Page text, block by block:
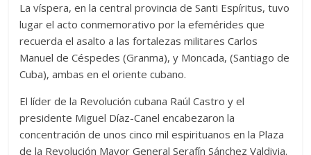
La víspera, en la central provincia de Santi Espíritus, tuvo
lugar el acto conmemorativo por la efemérides que
recuerda el asalto a las fortalezas militares Carlos
Manuel de Céspedes (Granma), y Moncada, (Santiago de
Cuba), ambas en el oriente cubano.
El líder de la Revolución cubana Raúl Castro y el
presidente Miguel Díaz-Canel encabezaron la
concentración de unos cinco mil espirituanos en la Plaza
de la Revolución Mayor General Serafín Sánchez Valdivia.